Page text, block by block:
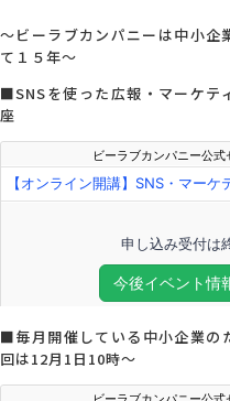
～ビーラブカンパニーは中小企
て１５年～
■SNSを使った広報・マーケテ
座
■毎月開催している中小企業の
回は12月1日10時～